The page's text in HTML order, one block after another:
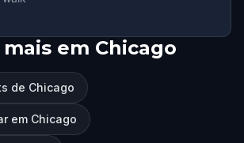
em Chicago
de Chicago
em Chicago